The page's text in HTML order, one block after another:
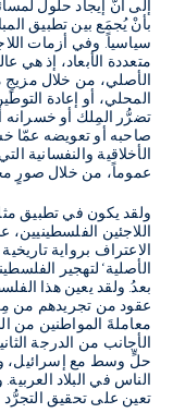
إلى أنَّ إيجاد حلول
بأنْ يُجمَع بين تطبيق
سياسياً. وفي أزمات
متعددة الأبعاد، إذ هي
الأصلي، من خلال مزيجٍ
المحلي، أو إعادة
تضرُّر المِلك أو
صاحبه أو تعويضه عمّا
الأخلاقية والنفسانية
عموماً، من خلال صورٍ
ولقد يكون في تطبيق
اللاجئين الفلسطينيين،
الاعتراف برواية
الأصلية‘ لتهجير
بعدُ. ولقد يعين هذا
عقود من تجريدهم من
معاملةَ المواطنين من
الأجانب من الدرجة
حلٍّ وسط مع إسرائيل،
الناس في البلاد
تعين على تحقيق